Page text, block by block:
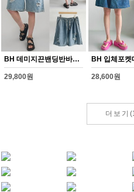
BH 데미지끈밴딩반바지(Y347H608)
29,800원 28,600원
더보기 (